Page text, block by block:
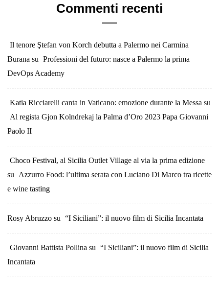
Commenti recenti
Il tenore Ştefan von Korch debutta a Palermo nei Carmina
Burana su Professioni del futuro: nasce a Palermo la prima
DevOps Academy
Katia Ricciarelli canta in Vaticano: emozione durante la Messa su
Al regista Gjon Kolndrekaj la Palma d’Oro 2023 Papa Giovanni
Paolo II
Choco Festival, al Sicilia Outlet Village al via la prima edizione
su Azzurro Food: l’ultima serata con Luciano Di Marco tra ricette
e wine tasting
Rosy Abruzzo su “I Siciliani”: il nuovo film di Sicilia Incantata
Giovanni Battista Pollina su “I Siciliani”: il nuovo film di Sicilia
Incantata